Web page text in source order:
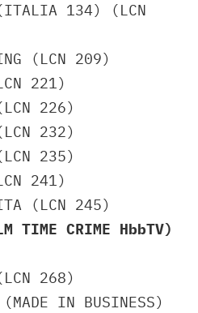
134) (LCN
(LCN 209)
221)
226)
232)
235)
241)
(LCN 245)
TIME CRIME HbbTV)
268)
IN BUSINESS)